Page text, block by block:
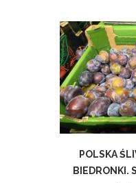
POLSKA
BIEDRONKI.